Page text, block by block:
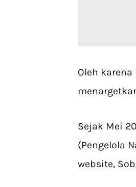
Oleh
Sejak Mei
(Pengelola
website,